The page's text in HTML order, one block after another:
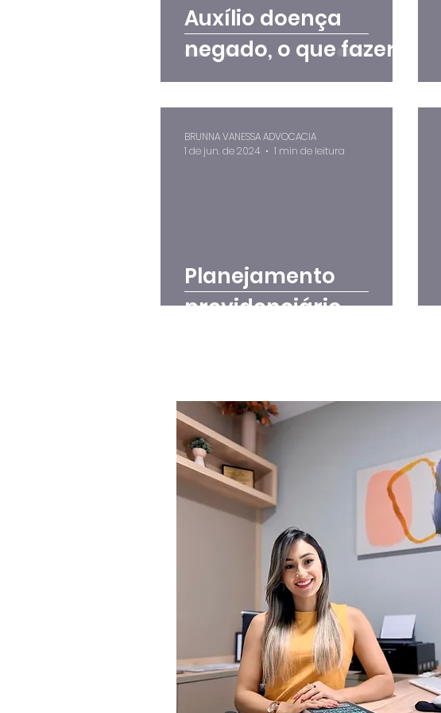
Auxílio doença
negado, o que fazer?
Planejamento
previdenciário
BRUNNA VANESSA ADVOCACIA
1 de jun. de 2024
1 min de leitura